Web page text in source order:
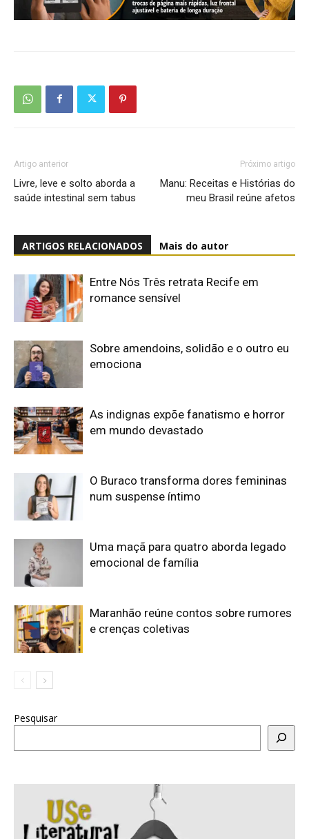
Artigo anterior
Livre, leve e solto aborda a
saúde intestinal sem tabus
Próximo artigo
Manu: Receitas e Histórias do
meu Brasil reúne afetos
ARTIGOS RELACIONADOS Mais do autor
Entre Nós Três retrata Recife em
romance sensível
Sobre amendoins, solidão e o outro eu
emociona
As indignas expõe fanatismo e horror
em mundo devastado
O Buraco transforma dores femininas
num suspense íntimo
Uma maçã para quatro aborda legado
emocional de família
Maranhão reúne contos sobre rumores
e crenças coletivas
Pesquisar